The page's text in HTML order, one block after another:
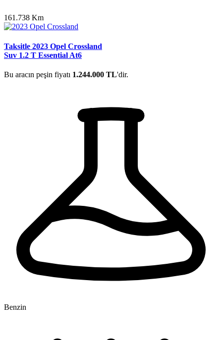
161.738 Km
Taksitle 2023 Opel Crossland
Suv 1.2 T Essential At6
Bu aracın peşin fiyatı 1.244.000 TL'dir.
Benzin